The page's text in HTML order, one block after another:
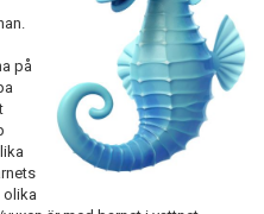
på
olika